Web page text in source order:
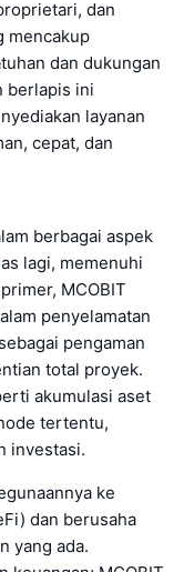
dan
mencakup
dan dukungan
berlapis ini
layanan
cepat, dan
berbagai aspek
lagi, memenuhi
MCOBIT
penyelamatan
pengaman
total proyek.
akumulasi aset
tertentu,
investasi.
ke
dan berusaha
yang ada.